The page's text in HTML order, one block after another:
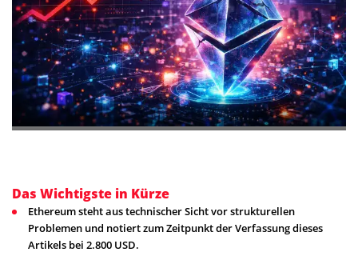
Das Wichtigste in Kürze
Ethereum steht aus technischer Sicht vor strukturellen
Problemen und notiert zum Zeitpunkt der Verfassung dieses
Artikels bei 2.800 USD.